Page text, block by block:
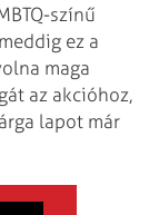
színű
ez a
maga
az akcióhoz,
lapot már